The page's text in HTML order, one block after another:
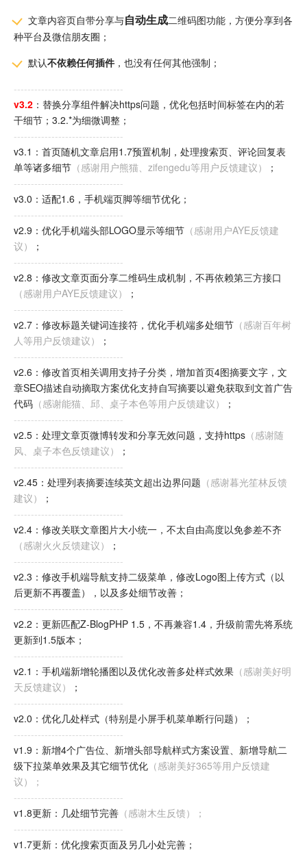
文章内容页自带分享与自动生成二维码图功能，方便分享到各
种平台及微信朋友圈；
默认不依赖任何插件 ，也没有任何其他强制；
--------------------------------
v3.2 ：替换分享组件解决https问题，优化包括时间标签在内的若
干细节；3.2.*为细微调整；
--------------------------------
v3.1：首页随机文章启用1.7预置机制，处理搜索页、评论回复表
单等诸多细节 （感谢用户熊猫、zifengedu等用户反馈建议）
；
--------------------------------
v3.0：适配1.6，手机端页脚等细节优化；
--------------------------------
v2.9：优化手机端头部LOGO显示等细节 （感谢用户AYE反馈建
议）
；
--------------------------------
v2.8：修改文章页面分享二维码生成机制，不再依赖第三方接口
（感谢用户AYE反馈建议）
；
--------------------------------
v2.7：修改标题关键词连接符，优化手机端多处细节 （感谢百年树
人等用户反馈建议）
；
--------------------------------
v2.6：修改首页相关调用支持子分类，增加首页4图摘要文字，文
章SEO描述自动摘取方案优化支持自写摘要以避免获取到文首广告
代码 （感谢能猫、邱、桌子本色等用户反馈建议）
；
--------------------------------
v2.5：处理文章页微博转发和分享无效问题，支持https （感谢随
风、桌子本色反馈建议）
；
--------------------------------
v2.45：处理列表摘要连续英文超出边界问题 （感谢暮光笙林反馈
建议）
；
--------------------------------
v2.4：修改关联文章图片大小统一，不太自由高度以免参差不齐
（感谢火火反馈建议）
；
--------------------------------
v2.3：修改手机端导航支持二级菜单，修改Logo图上传方式（以
后更新不再覆盖），以及多处细节改善；
--------------------------------
v2.2：更新匹配Z-BlogPHP 1.5，不再兼容1.4，升级前需先将系统
更新到1.5版本；
--------------------------------
v2.1：手机端新增轮播图以及优化改善多处样式效果 （感谢美好明
天反馈建议）
；
--------------------------------
v2.0：优化几处样式（特别是小屏手机菜单断行问题）；
--------------------------------
v1.9：新增4个广告位、新增头部导航样式方案设置、新增导航二
级下拉菜单效果及其它细节优化 （感谢美好365等用户反馈建
议）；
--------------------------------
v1.8更新：几处细节完善 （感谢木生反馈）；
--------------------------------
v1.7更新：优化搜索页面及另几小处完善；